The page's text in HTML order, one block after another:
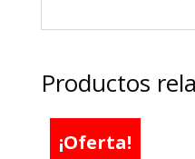
Productos
¡Oferta!